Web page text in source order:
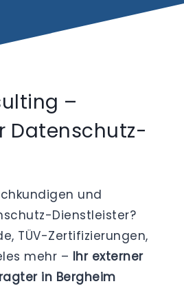
–
Datenschutz-
und
Dienstleister?
TÜV-Zertifizierungen,
mehr – Ihr externer
in Bergheim